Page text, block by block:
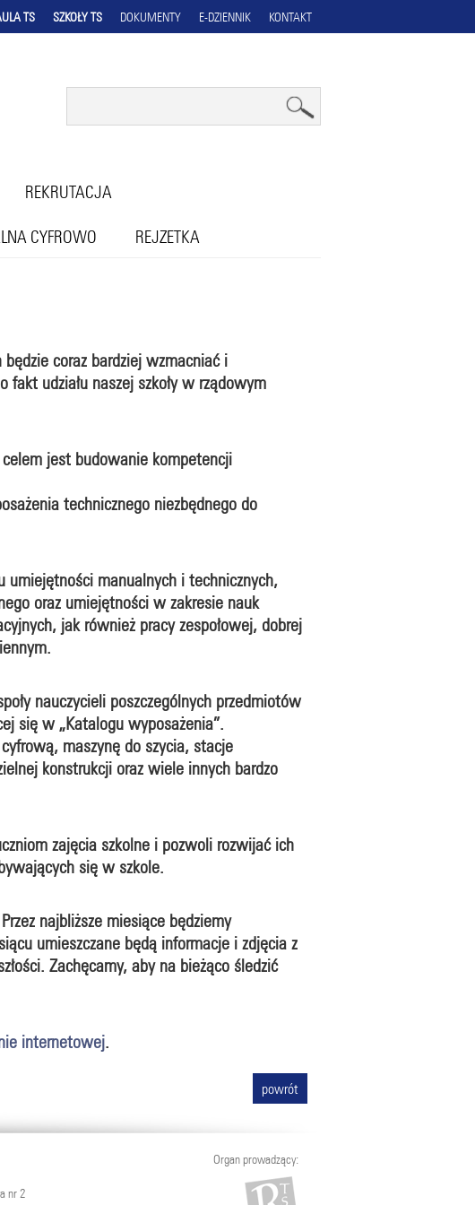
TS SZKOŁY TS DOKUMENTY E-DZIENNIK KONTAKT
REKRUTACJA
CYFROWO REJZETKA
coraz bardziej wzmacniać i
udziału naszej szkoły w rządowym
celem jest budowanie kompetencji
technicznego niezbędnego do
umiejętności manualnych i technicznych,
oraz umiejętności w zakresie nauk
jak również pracy zespołowej, dobrej
nauczycieli poszczególnych przedmiotów
się w „Katalogu wyposażenia”.
maszynę do szycia, stacje
konstrukcji oraz wiele innych bardzo
zajęcia szkolne i pozwoli rozwijać ich
się w szkole.
najbliższe miesiące będziemy
umieszczane będą informacje i zdjęcia z
Zachęcamy, aby na bieżąco śledzić
internetowej.
powrót
Organ prowadzący:
nr 2